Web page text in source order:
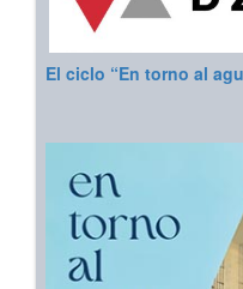
El ciclo “En torno al